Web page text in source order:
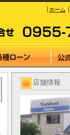
ホーム
店舗情報